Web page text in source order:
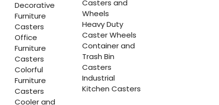
Decorative
Furniture
Casters
Office
Furniture
Casters
Colorful
Furniture
Casters
Cooler and
Casters and
Wheels
Heavy Duty
Caster Wheels
Container and
Trash Bin
Casters
Industrial
Kitchen Casters